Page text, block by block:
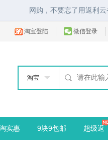
网购，不要忘了用返利
淘宝登陆 微信登录
淘宝
实惠 9块9包邮 超级返